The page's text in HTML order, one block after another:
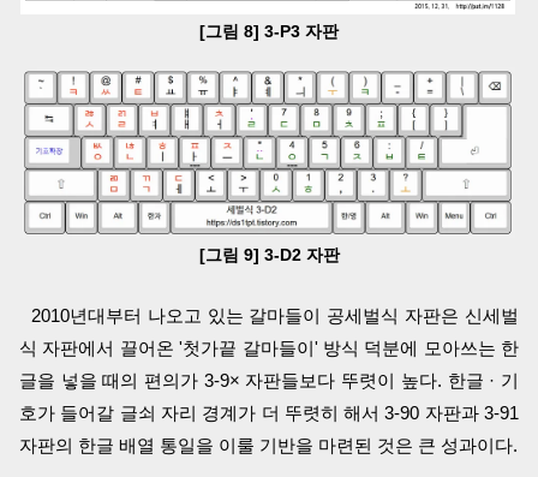
[그림 8] 3-P3 자판
[그림 9] 3-D2 자판
2010년대부터 나오고 있는 갈마들이 공세벌식 자판은 신세벌
식 자판에서 끌어온 '첫가끝 갈마들이' 방식 덕분에 모아쓰는 한
글을 넣을 때의 편의가 3-9× 자판들보다 뚜렷이 높다. 한글 · 기
호가 들어갈 글쇠 자리 경계가 더 뚜렷히 해서 3-90 자판과 3-91
자판의 한글 배열 통일을 이룰 기반을 마련된 것은 큰 성과이다.